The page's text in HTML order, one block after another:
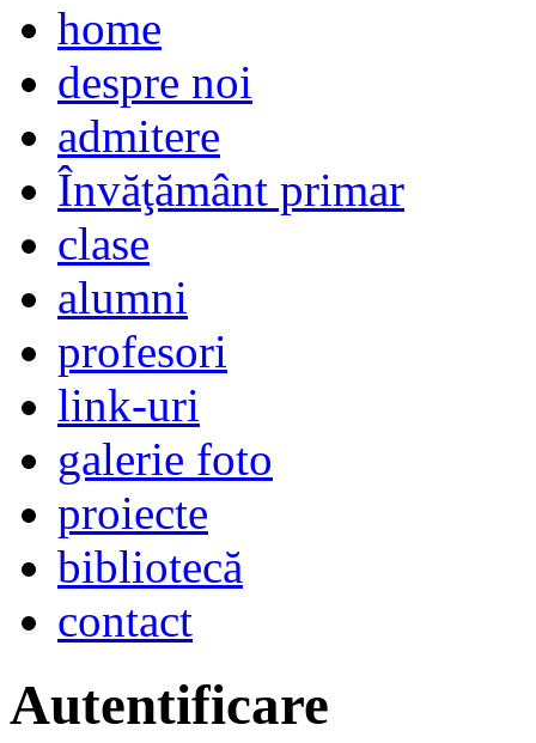
home
despre noi
admitere
Învăţământ primar
clase
alumni
profesori
link-uri
galerie foto
proiecte
bibliotecă
contact
Autentificare